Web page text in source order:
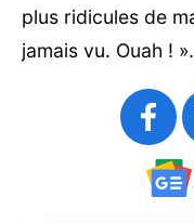
plus ridicules de
jamais vu. Ouah ! ».